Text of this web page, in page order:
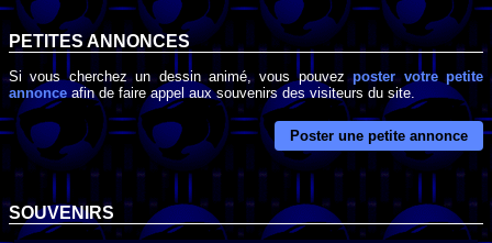
PETITES ANNONCES
Si vous cherchez un dessin animé, vous pouvezposter votre petite
annonce afin de faire appel aux souvenirs des visiteurs du site.
Poster une petite annonce
SOUVENIRS